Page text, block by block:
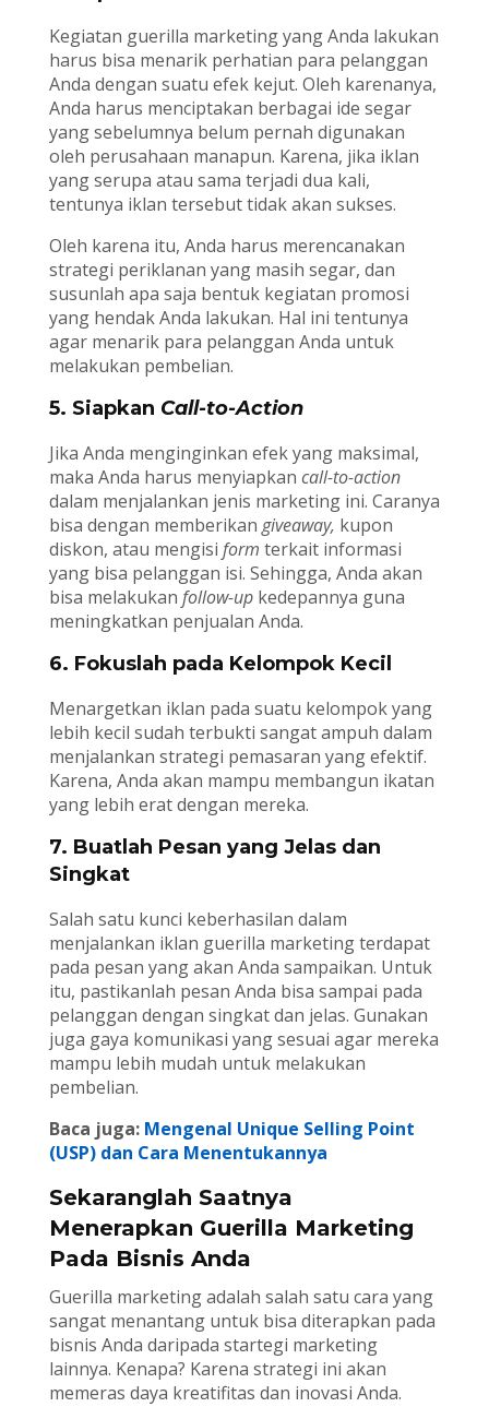
Kegiatan guerilla marketing yang Anda lakukan
harus bisa menarik perhatian para pelanggan
Anda dengan suatu efek kejut. Oleh karenanya,
Anda harus menciptakan berbagai ide segar
yang sebelumnya belum pernah digunakan
oleh perusahaan manapun. Karena, jika iklan
yang serupa atau sama terjadi dua kali,
tentunya iklan tersebut tidak akan sukses.
Oleh karena itu, Anda harus merencanakan
strategi periklanan yang masih segar, dan
susunlah apa saja bentuk kegiatan promosi
yang hendak Anda lakukan. Hal ini tentunya
agar menarik para pelanggan Anda untuk
melakukan pembelian.
5. Siapkan Call-to-Action
Jika Anda menginginkan efek yang maksimal,
maka Anda harus menyiapkan call-to-action
dalam menjalankan jenis marketing ini. Caranya
bisa dengan memberikangiveaway, kupon
diskon, atau mengisi form terkait informasi
yang bisa pelanggan isi. Sehingga, Anda akan
bisa melakukan follow-upkedepannya guna
meningkatkan penjualan Anda.
6. Fokuslah pada Kelompok Kecil
Menargetkan iklan pada suatu kelompok yang
lebih kecil sudah terbukti sangat ampuh dalam
menjalankan strategi pemasaran yang efektif.
Karena, Anda akan mampu membangun ikatan
yang lebih erat dengan mereka.
7. Buatlah Pesan yang Jelas dan
Singkat
Salah satu kunci keberhasilan dalam
menjalankan iklan guerilla marketing terdapat
pada pesan yang akan Anda sampaikan. Untuk
itu, pastikanlah pesan Anda bisa sampai pada
pelanggan dengan singkat dan jelas. Gunakan
juga gaya komunikasi yang sesuai agar mereka
mampu lebih mudah untuk melakukan
pembelian.
Baca juga: Mengenal Unique Selling Point
(USP) dan Cara Menentukannya
Sekaranglah Saatnya
Menerapkan Guerilla Marketing
Pada Bisnis Anda
Guerilla marketing adalah salah satu cara yang
sangat menantang untuk bisa diterapkan pada
bisnis Anda daripada startegi marketing
lainnya. Kenapa? Karena strategi ini akan
memeras daya kreatifitas dan inovasi Anda.